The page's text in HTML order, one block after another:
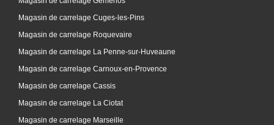
Magasin de carrelage Cuges-les-Pins
Magasin de carrelage Roquevaire
Magasin de carrelage La Penne-sur-Huveaune
Magasin de carrelage Carnoux-en-Provence
Magasin de carrelage Cassis
Magasin de carrelage La Ciotat
Magasin de carrelage Marseille